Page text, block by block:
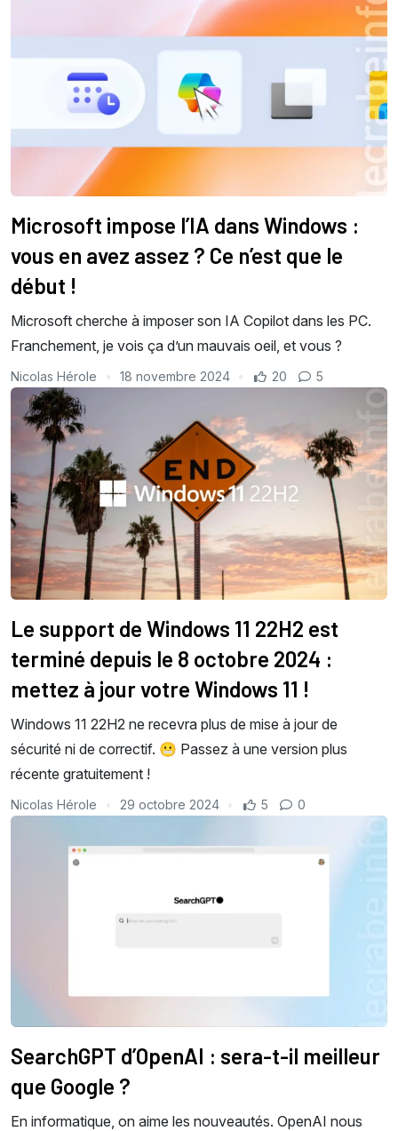
Microsoft impose l’IA dans Windows :
vous en avez assez ? Ce n’est que le
début !
Microsoft cherche à imposer son IA Copilot dans les PC.
Franchement, je vois ça d’un mauvais oeil, et vous ?
Nicolas Hérole 18 novembre 2024 20 5
Le support de Windows 11 22H2 est
terminé depuis le 8 octobre 2024 :
mettez à jour votre Windows 11 !
Windows 11 22H2 ne recevra plus de mise à jour de
sécurité ni de correctif. 😬 Passez à une version plus
récente gratuitement !
Nicolas Hérole 29 octobre 2024 5 0
SearchGPT d’OpenAI : sera-t-il meilleur
que Google ?
En informatique, on aime les nouveautés. OpenAI nous